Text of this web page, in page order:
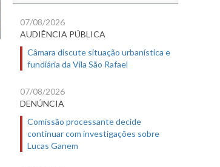
07/08/2026
AUDIÊNCIA PÚBLICA
Câmara discute situação urbanística e
fundiária da Vila São Rafael
07/08/2026
DENÚNCIA
Comissão processante decide
continuar com investigações sobre
Lucas Ganem